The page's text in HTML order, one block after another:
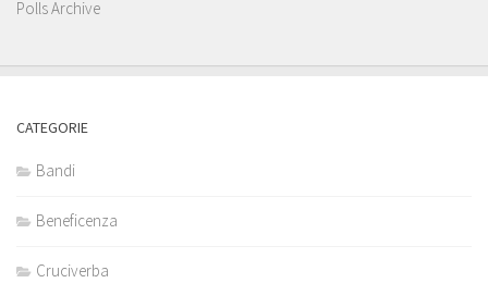
Polls Archive
CATEGORIE
Bandi
Beneficenza
Cruciverba